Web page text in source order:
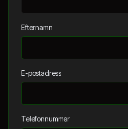
Efternamn
E-postadress
Telefonnummer